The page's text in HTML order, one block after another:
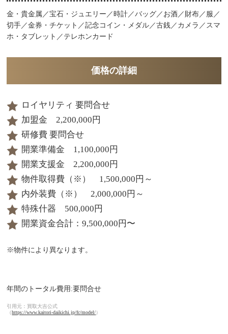
金・貴金属／宝石・ジュエリー／時計／バッグ／お酒／財布／服／
切手／金券・チケット／記念コイン・メダル／古銭／カメラ／スマ
ホ・タブレット／テレホンカード
価格の詳細
ロイヤリティ 要問合せ
加盟金 2,200,000円
研修費 要問合せ
開業準備金 1,100,000円
開業支援金 2,200,000円
物件取得費（※） 1,500,000円～
内外装費（※） 2,000,000円～
特殊什器 500,000円
開業資金合計：9,500,000円〜
※物件により異なります。
年間のトータル費用:要問合せ
引用元：買取大吉公式
（https://www.kaitori-daikichi.jp/fc/model/）